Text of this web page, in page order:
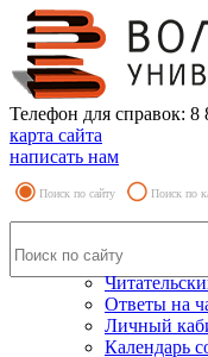
Телефон для справок:
карта сайта
написать нам
Поиск по сайту Поиск по
Ответы на
Личный
Календарь